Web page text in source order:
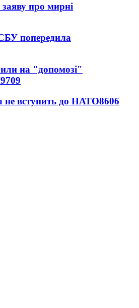
про мирні
попередила
на "допомозі"
9709
не вступить до НАТО8606